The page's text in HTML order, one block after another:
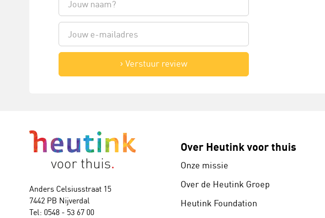
Verstuur review
Anders Celsiusstraat 15
7442 PB Nijverdal
Tel: 0548 - 53 67 00
Over Heutink voor thuis
Onze missie
Over de Heutink Groep
Heutink Foundation